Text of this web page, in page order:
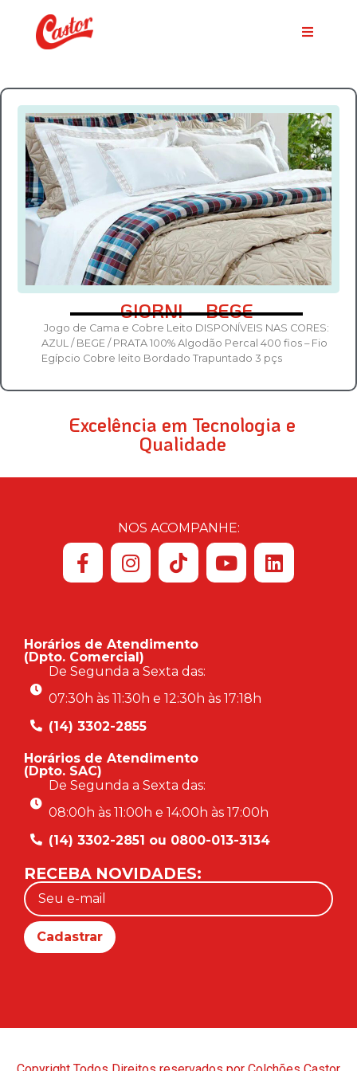
GIORNI – BEGE
Jogo de Cama e Cobre Leito DISPONÍVEIS NAS CORES:
AZUL / BEGE / PRATA 100% Algodão Percal 400 fios – Fio
Egípcio Cobre leito Bordado Trapuntado 3 pçs
Excelência em Tecnologia e
Qualidade
NOS ACOMPANHE:
Horários de Atendimento
(Dpto. Comercial)
De Segunda a Sexta das:
07:30h às 11:30h e 12:30h às 17:18h
(14) 3302-2855
Horários de Atendimento
(Dpto. SAC)
De Segunda a Sexta das:
08:00h às 11:00h e 14:00h às 17:00h
(14) 3302-2851 ou 0800-013-3134
RECEBA NOVIDADES: